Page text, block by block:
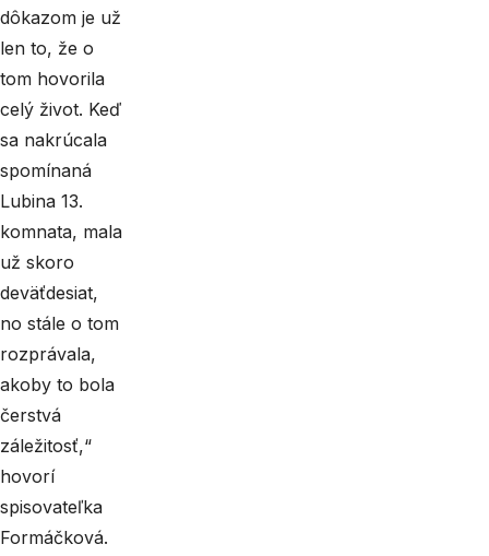
dôkazom je už
len to, že o
tom hovorila
celý život. Keď
sa nakrúcala
spomínaná
Lubina 13.
komnata, mala
už skoro
deväťdesiat,
no stále o tom
rozprávala,
akoby to bola
čerstvá
záležitosť,“
hovorí
spisovateľka
Formáčková.